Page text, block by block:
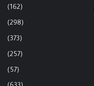
(162)
(298)
(373)
(257)
(57)